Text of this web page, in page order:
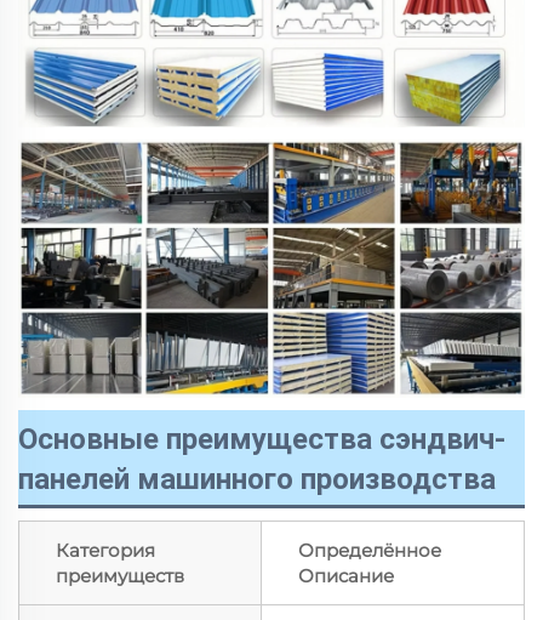
Основные преимущества сэндвич-
панелей машинного производства
Категория
преимуществ
Определённое
Описание